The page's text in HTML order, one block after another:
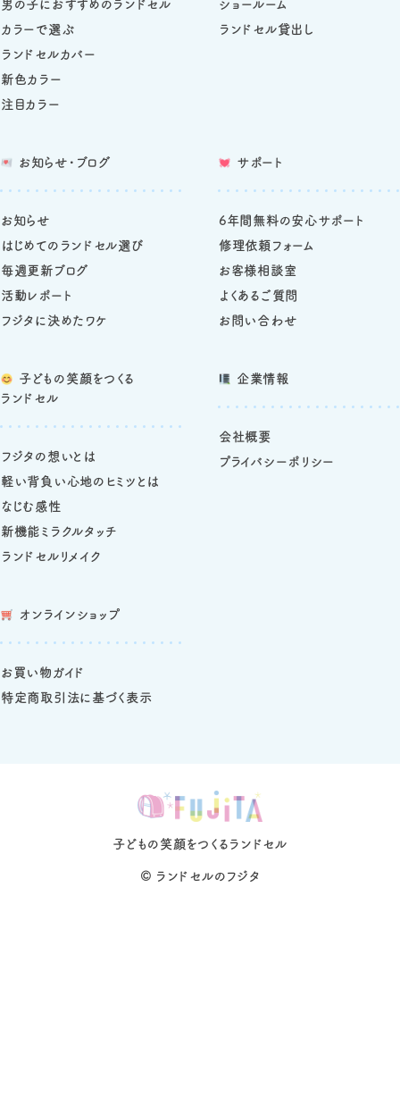
男の子におすすめのランドセル
カラーで選ぶ
ランドセルカバー
新色カラー
注目カラー
ショールーム
ランドセル貸出し
子どもの笑顔をつくる
ランドセル
フジタの想いとは
軽い背負い心地のヒミツとは
なじむ感性
新機能ミラクルタッチ
ランドセルリメイク
お知らせ・ブログ
お知らせ
はじめてのランドセル選び
毎週更新ブログ
活動レポート
フジタに決めたワケ
サポート
6年間無料の安心サポート
修理依頼フォーム
お客様相談室
よくあるご質問
お問い合わせ
企業情報
会社概要
プライバシーポリシー
オンラインショップ
お買い物ガイド
特定商取引法に基づく表示
子どもの笑顔をつくるランドセル
© ランドセルのフジタ